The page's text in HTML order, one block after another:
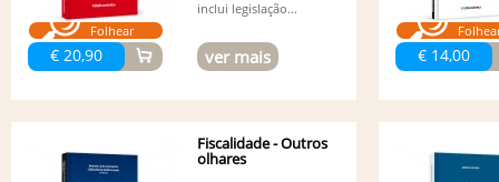
Folhear
€ 20,90
inclui legislação...
ver mais € 14,00
Fiscalidade - Outros
olhares